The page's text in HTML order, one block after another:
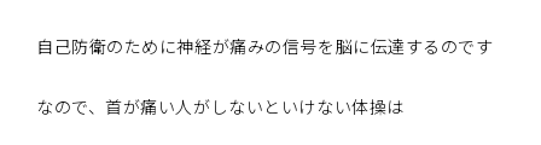
自己防衛のために神経が痛みの信号を脳に伝達するのです
なので、首が痛い人がしないといけない体操は